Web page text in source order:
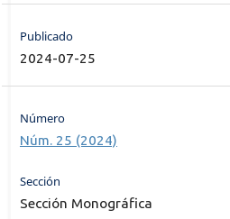
Publicado
2024-07-25
Número
Núm. 25 (2024)
Sección
Sección Monográfica